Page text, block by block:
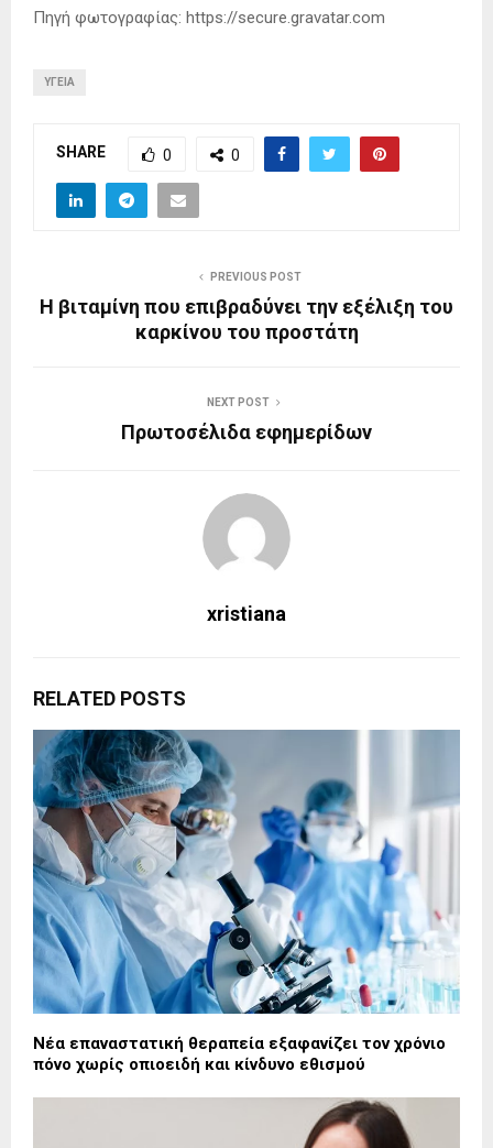
Πηγή φωτογραφίας: https://secure.gravatar.com
ΥΓΕΊΑ
SHARE 0 0
PREVIOUS POST
Η βιταμίνη που επιβραδύνει την εξέλιξη του
καρκίνου του προστάτη
NEXT POST
Πρωτοσέλιδα εφημερίδων
xristiana
RELATED POSTS
Νέα επαναστατική θεραπεία εξαφανίζει τον χρόνιο
πόνο χωρίς οπιοειδή και κίνδυνο εθισμού